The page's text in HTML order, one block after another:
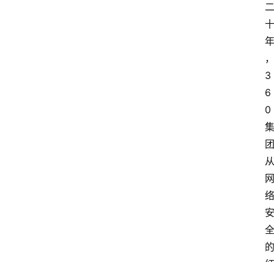
二
十
年
，
3
6
0
集
团
从
网
络
安
全
的